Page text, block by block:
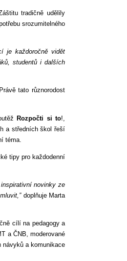
tradičně udělily
srozumitelného
je každoročně vidět
studentů i dalších
tato různorodost
Rozpočti si to!,
a středních škol řeší
téma.
tipy pro každodenní
novinky ze
doplňuje Marta
cílí na pedagogy a
a ČNB, moderované
návyků a komunikace